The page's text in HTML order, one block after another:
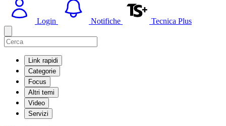
Login Notifiche Tecnica Plus
Link rapidi
Categorie
Focus
Altri temi
Video
Servizi